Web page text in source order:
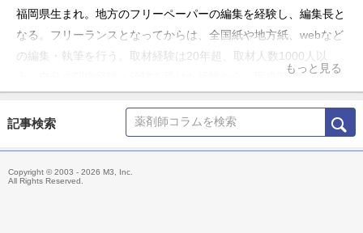
福岡県生まれ。地方のフリーペーパーの編集を経験し、編集長と
なる。フリーランスとなってからは、全国紙や地方紙、webなど
の編集・執筆を行う。取材経験は20年超、取材人数1000人以
上。自分の闘病経験・治験を受けた経験から、医療関係、医薬品
関係などの執筆に力を入れている。
もっと見る
記事検索
Copyright © 2003 - 2026 M3, Inc.
All Rights Reserved.